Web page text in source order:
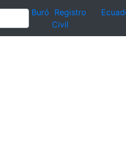
Buró Registro
Civil